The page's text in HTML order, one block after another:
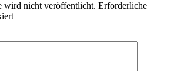
wird nicht veröffentlicht. Erforderliche